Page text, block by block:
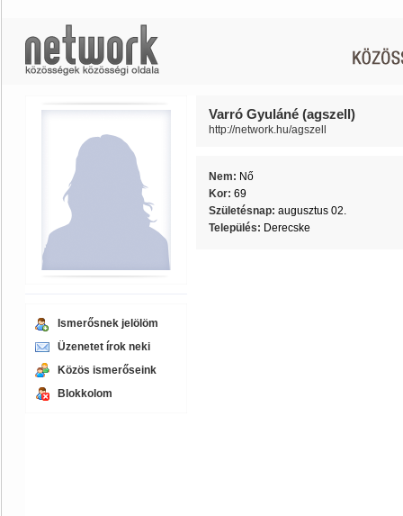
Ismerősnek jelölöm
Üzenetet írok neki
Közös ismerőseink
Blokkolom
Varró Gyuláné (agszell)
http://network.hu/agszell
Nem: Nő
Kor: 69
Születésnap: augusztus 02.
Település: Derecske